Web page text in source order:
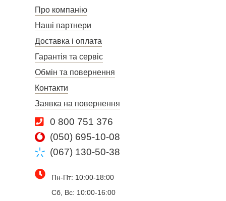
Про компанію
Наші партнери
Доставка і оплата
Гарантія та сервіс
Обмін та повернення
Контакти
Заявка на повернення
0 800 751 376
(050) 695-10-08
(067) 130-50-38
Пн-Пт: 10:00-18:00
Сб, Вс: 10:00-16:00